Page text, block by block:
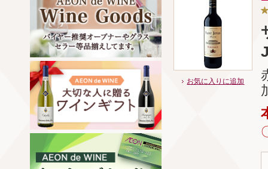
お気に入りに追加